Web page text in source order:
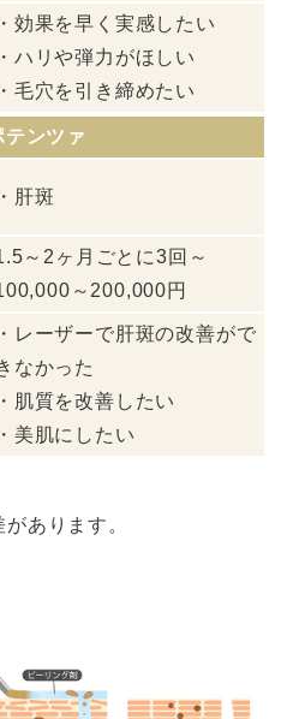
・効果を早く実感したい
・ハリや弾力がほしい
・毛穴を引き締めたい
テンツァ
・肝斑
～2ヶ月ごとに3回～
～200,000円
・レーザーで肝斑の改善がで
なかった
・肌質を改善したい
・美肌にしたい
あります。